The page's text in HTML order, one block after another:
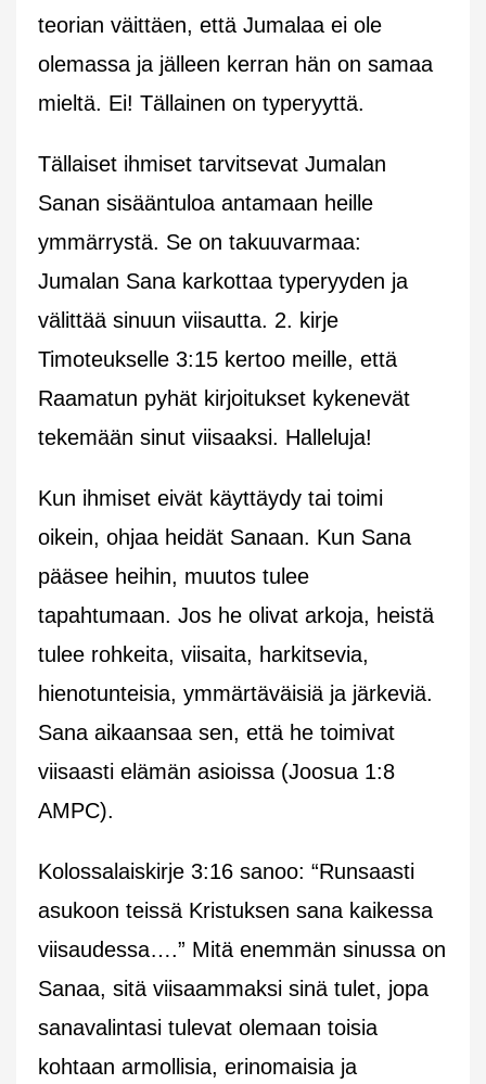
teorian väittäen, että Jumalaa ei ole
olemassa ja jälleen kerran hän on samaa
mieltä. Ei! Tällainen on typeryyttä.
Tällaiset ihmiset tarvitsevat Jumalan
Sanan sisääntuloa antamaan heille
ymmärrystä. Se on takuuvarmaa:
Jumalan Sana karkottaa typeryyden ja
välittää sinuun viisautta. 2. kirje
Timoteukselle 3:15 kertoo meille, että
Raamatun pyhät kirjoitukset kykenevät
tekemään sinut viisaaksi. Halleluja!
Kun ihmiset eivät käyttäydy tai toimi
oikein, ohjaa heidät Sanaan. Kun Sana
pääsee heihin, muutos tulee
tapahtumaan. Jos he olivat arkoja, heistä
tulee rohkeita, viisaita, harkitsevia,
hienotunteisia, ymmärtäväisiä ja järkeviä.
Sana aikaansaa sen, että he toimivat
viisaasti elämän asioissa (Joosua 1:8
AMPC).
Kolossalaiskirje 3:16 sanoo: “Runsaasti
asukoon teissä Kristuksen sana kaikessa
viisaudessa….” Mitä enemmän sinussa on
Sanaa, sitä viisaammaksi sinä tulet, jopa
sanavalintasi tulevat olemaan toisia
kohtaan armollisia, erinomaisia ja